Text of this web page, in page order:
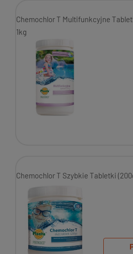
Chemochlor T Multifunkcyjne
1kg
Chemochlor T Szybkie Tabletki